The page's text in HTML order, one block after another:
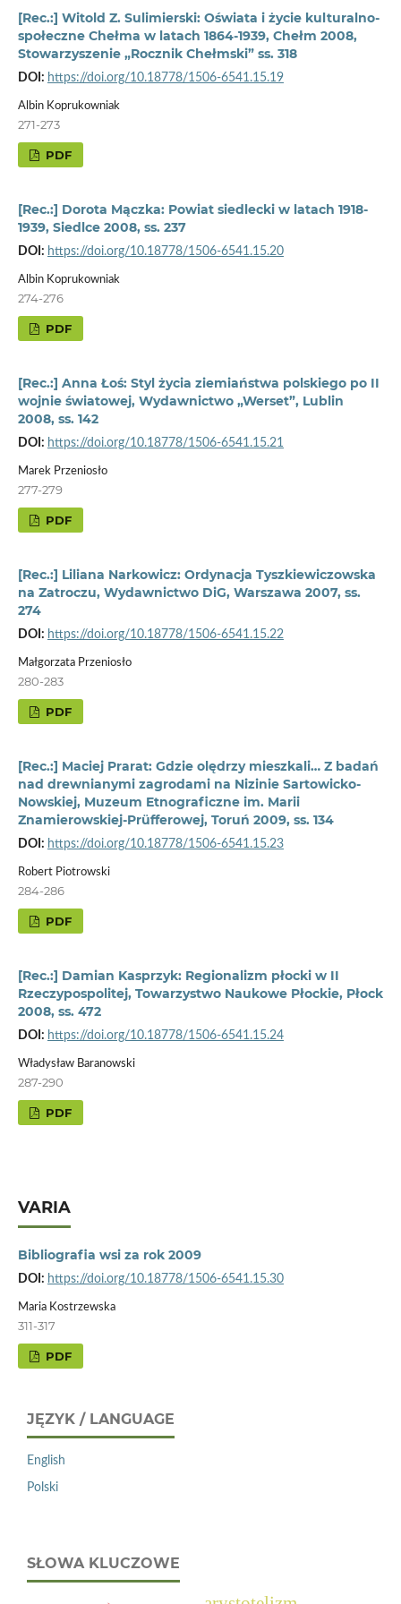
[Rec.:] Witold Z. Sulimierski: Oświata i życie kulturalno-
społeczne Chełma w latach 1864-1939, Chełm 2008,
Stowarzyszenie „Rocznik Chełmski” ss. 318
DOI: https://doi.org/10.18778/1506-6541.15.19
Albin Koprukowniak
271-273
PDF
[Rec.:] Dorota Mączka: Powiat siedlecki w latach 1918-
1939, Siedlce 2008, ss. 237
DOI: https://doi.org/10.18778/1506-6541.15.20
Albin Koprukowniak
274-276
PDF
[Rec.:] Anna Łoś: Styl życia ziemiaństwa polskiego po II
wojnie światowej, Wydawnictwo „Werset”, Lublin
2008, ss. 142
DOI: https://doi.org/10.18778/1506-6541.15.21
Marek Przeniosło
277-279
PDF
[Rec.:] Liliana Narkowicz: Ordynacja Tyszkiewiczowska
na Zatroczu, Wydawnictwo DiG, Warszawa 2007, ss.
274
DOI: https://doi.org/10.18778/1506-6541.15.22
Małgorzata Przeniosło
280-283
PDF
[Rec.:] Maciej Prarat: Gdzie olędrzy mieszkali… Z badań
nad drewnianymi zagrodami na Nizinie Sartowicko-
Nowskiej, Muzeum Etnograficzne im. Marii
Znamierowskiej-Prüfferowej, Toruń 2009, ss. 134
DOI: https://doi.org/10.18778/1506-6541.15.23
Robert Piotrowski
284-286
PDF
[Rec.:] Damian Kasprzyk: Regionalizm płocki w II
Rzeczypospolitej, Towarzystwo Naukowe Płockie, Płock
2008, ss. 472
DOI: https://doi.org/10.18778/1506-6541.15.24
Władysław Baranowski
287-290
PDF
VARIA
Bibliografia wsi za rok 2009
DOI: https://doi.org/10.18778/1506-6541.15.30
Maria Kostrzewska
311-317
PDF
JĘZYK / LANGUAGE
English
Polski
SŁOWA KLUCZOWE